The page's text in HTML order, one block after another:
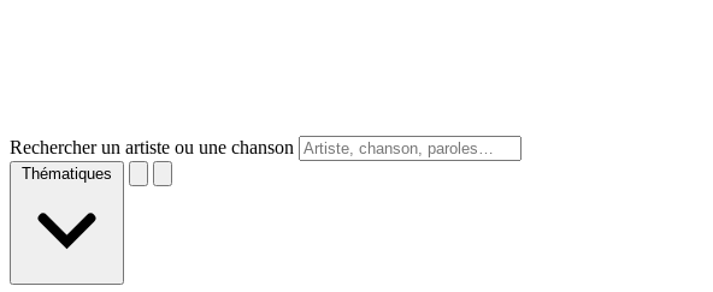
Rechercher un artiste ou une chanson
Thématiques